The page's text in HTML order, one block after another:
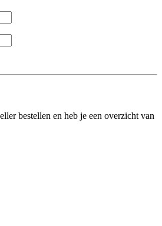
bestellen en heb je een overzicht van